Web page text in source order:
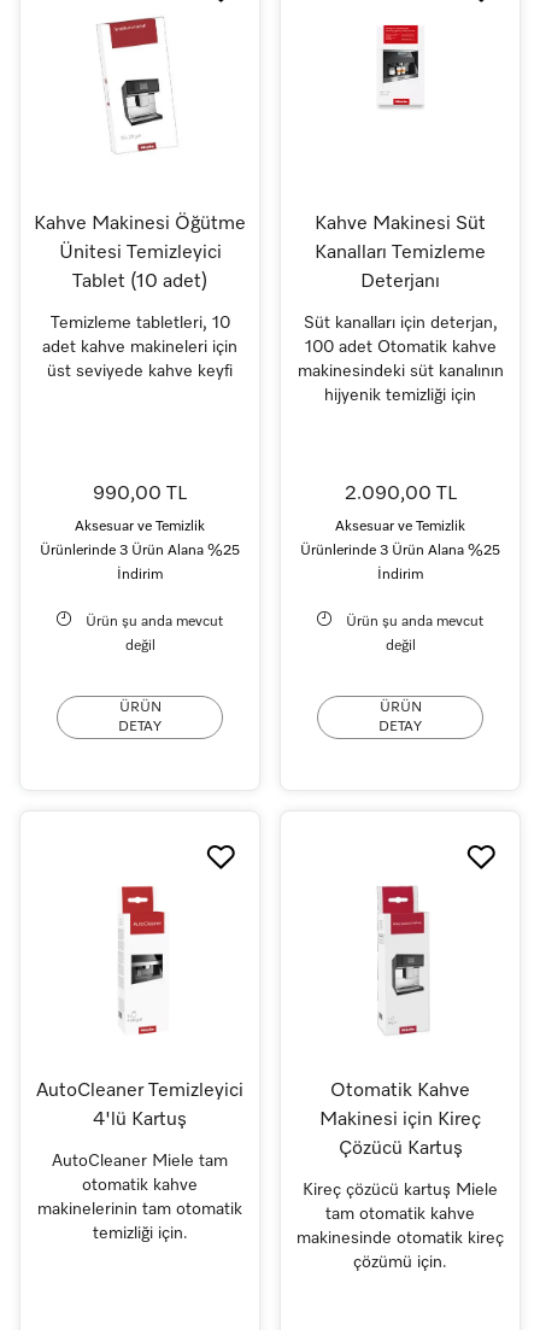
Kahve Makinesi Öğütme
Ünitesi Temizleyici
Tablet (10 adet)
Temizleme tabletleri, 10
adet kahve makineleri için
üst seviyede kahve keyfi
990,00 TL
Aksesuar ve Temizlik
Ürünlerinde 3 Ürün Alana %25
İndirim
Ürün şu anda mevcut
değil
ÜRÜN
DETAY
Kahve Makinesi Süt
Kanalları Temizleme
Deterjanı
Süt kanalları için deterjan,
100 adet Otomatik kahve
makinesindeki süt kanalının
hijyenik temizliği için
2.090,00 TL
Aksesuar ve Temizlik
Ürünlerinde 3 Ürün Alana %25
İndirim
Ürün şu anda mevcut
değil
ÜRÜN
DETAY
AutoCleaner Temizleyici
4'lü Kartuş
AutoCleaner Miele tam
otomatik kahve
makinelerinin tam otomatik
temizliği için.
Otomatik Kahve
Makinesi için Kireç
Çözücü Kartuş
Kireç çözücü kartuş Miele
tam otomatik kahve
makinesinde otomatik kireç
çözümü için.